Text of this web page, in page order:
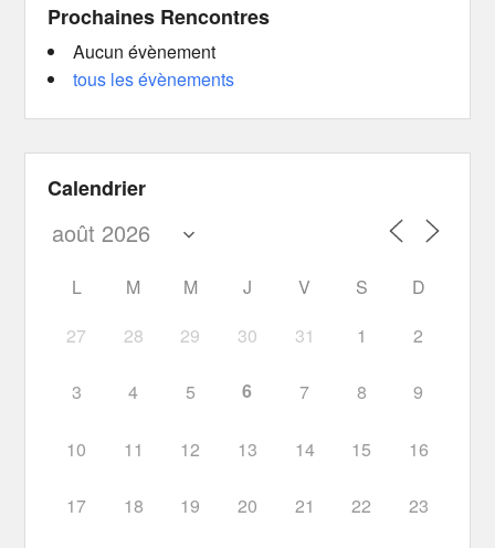
Prochaines Rencontres
Aucun évènement
tous les évènements
Calendrier
L M M J V S
D
27
28 29 30 31 1 2
3 4 5 6 7 8 9
10 11 12 13 14 15 16
17 18 19 20 21 22 23